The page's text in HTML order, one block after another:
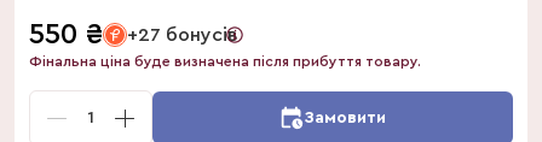
550 ₴ +27 бонусів
Фінальна ціна буде визначена після прибуття товару.
1 Замовити